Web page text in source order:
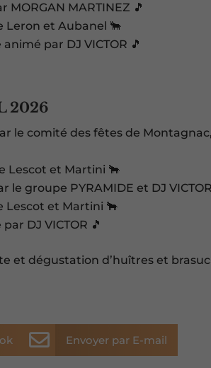
MARTINEZ 🎵
Leron et Aubanel 🐂
par DJ VICTOR 🎵
2026
le comité des fêtes de
Lescot et Martini 🐂
le groupe PYRAMIDE et DJ VICTOR
Lescot et Martini 🐂
DJ VICTOR 🎵
et dégustation d’huîtres et
 Envoyer par E-mail